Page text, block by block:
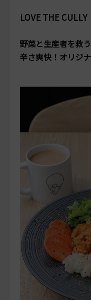
LOVE THE
野菜と生産者を救
辛さ爽快！オリジ